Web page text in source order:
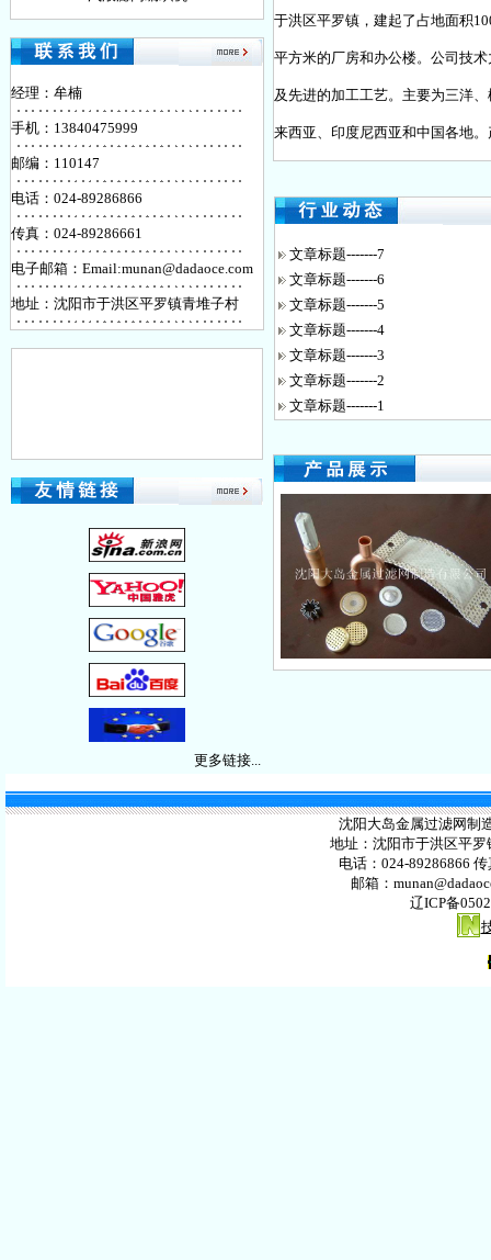
金属网分割机
金属网编织机
碳氢清洗干燥机
全自动坚形注塑机
经理：牟楠
手机：13840475999
邮编：110147
电话：024-89286866
传真：024-89286661
电子邮箱：Email:munan@dadaoce.com
地址：沈阳市于洪区平罗镇青堆子村
更多链接...
于洪区平罗镇，建起了占地面积
平方米的厂房和办公楼。公司技
及先进的加工工艺。主要为三洋
来西亚、印度尼西亚和中国各地
文章标题-------7
文章标题-------6
文章标题-------5
文章标题-------4
文章标题-------3
文章标题-------2
文章标题-------1
沈阳大岛金属过滤网制
地址：沈阳市于洪区平
电话：024-89286866
邮箱：
辽ICP备